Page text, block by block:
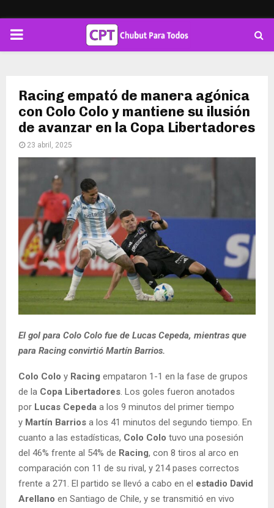
PRIMARY
Racing empató de manera agónica
con Colo Colo y mantiene su ilusión
de avanzar en la Copa Libertadores
23 abril, 2025
El gol para Colo Colo fue de Lucas Cepeda, mientras que
para Racing convirtió Martín Barrios.
Colo Colo y Racing empataron 1-1 en la fase de grupos
de la Copa Libertadores. Los goles fueron anotados
por Lucas Cepeda a los 9 minutos del primer tiempo
y Martín Barrios a los 41 minutos del segundo tiempo. En
cuanto a las estadísticas, Colo Colo tuvo una posesión
del 46% frente al 54% de Racing, con 8 tiros al arco en
comparación con 11 de su rival, y 214 pases correctos
frente a 271. El partido se llevó a cabo en el estadio David
Arellano en Santiago de Chile, y se transmitió en vivo